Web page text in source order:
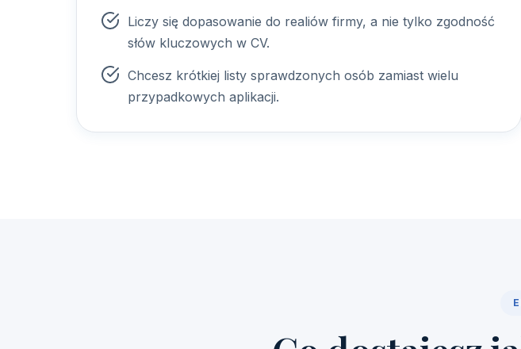
Liczy się dopasowanie do realiów firmy, a nie tylko zgodność
słów kluczowych w CV.
Chcesz krótkiej listy sprawdzonych osób zamiast wielu
przypadkowych aplikacji.